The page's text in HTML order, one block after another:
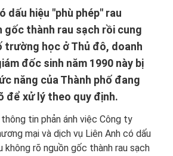
dấu hiệu "phù phép" rau
gốc thành rau sạch rồi cung
trường học ở Thủ đô, doanh
đốc sinh năm 1990 này bị
năng của Thành phố đang
để xử lý theo quy định.
tin phản ánh việc Công ty
mại và dịch vụ Liên Anh có dấu
không rõ nguồn gốc thành rau sạch